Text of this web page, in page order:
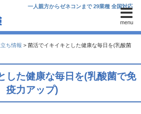
menu
一人親方からゼネコンまで 29業種 全国対応
ち情報 > 菌活でイキイキとした健康な毎日を(乳酸菌
した健康な毎日を(乳酸菌で免
疫力アップ)